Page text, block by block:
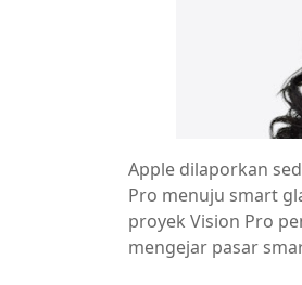
Apple dilaporkan
Pro menuju smart
proyek Vision Pro
mengejar pasar